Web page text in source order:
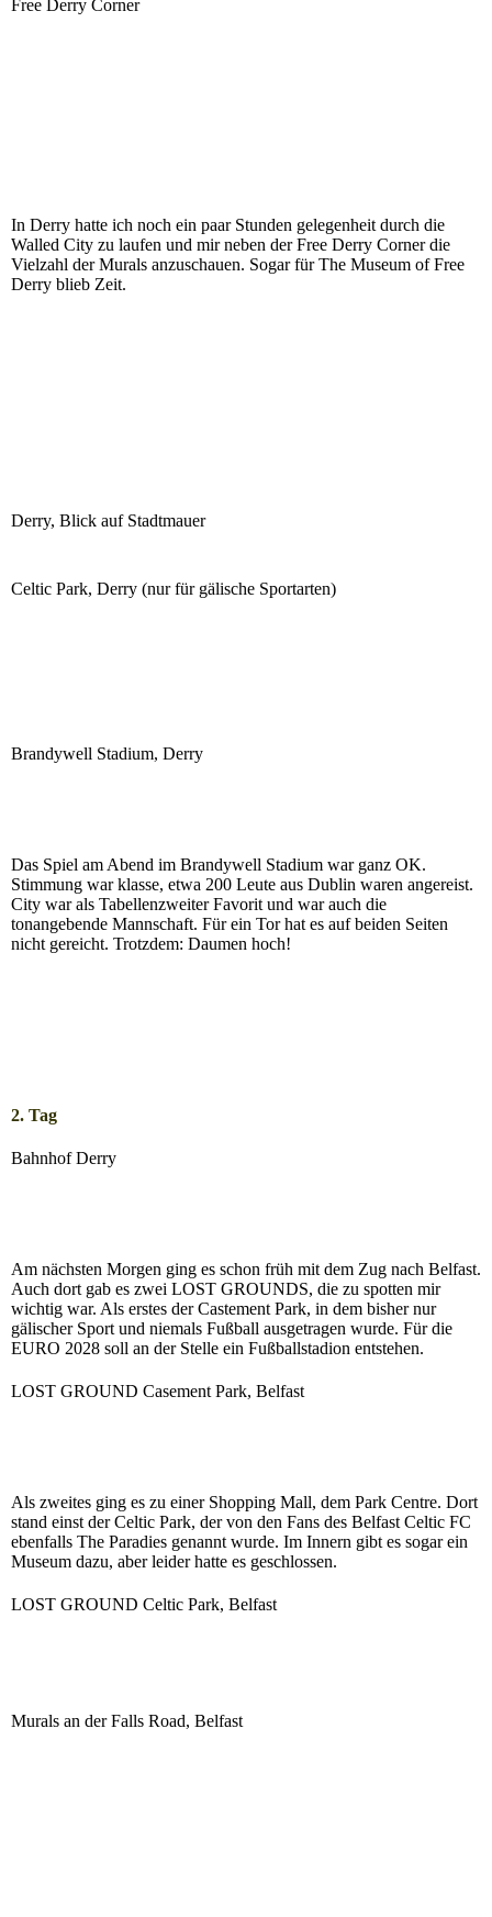
Free Derry Corner
In Derry hatte ich noch ein paar Stunden gelegenheit durch die
Walled City zu laufen und mir neben der Free Derry Corner die
Vielzahl der Murals anzuschauen. Sogar für The Museum of Free
Derry blieb Zeit.
Derry, Blick auf Stadtmauer
Celtic Park, Derry (nur für gälische Sportarten)
Brandywell Stadium, Derry
Das Spiel am Abend im Brandywell Stadium war ganz OK.
Stimmung war klasse, etwa 200 Leute aus Dublin waren angereist.
City war als Tabellenzweiter Favorit und war auch die
tonangebende Mannschaft. Für ein Tor hat es auf beiden Seiten
nicht gereicht. Trotzdem: Daumen hoch!
2. Tag
Bahnhof Derry
Am nächsten Morgen ging es schon früh mit dem Zug nach Belfast.
Auch dort gab es zwei LOST GROUNDS, die zu spotten mir
wichtig war. Als erstes der Castement Park, in dem bisher nur
gälischer Sport und niemals Fußball ausgetragen wurde. Für die
EURO 2028 soll an der Stelle ein Fußballstadion entstehen.
LOST GROUND Casement Park, Belfast
Als zweites ging es zu einer Shopping Mall, dem Park Centre. Dort
stand einst der Celtic Park, der von den Fans des Belfast Celtic FC
ebenfalls The Paradies genannt wurde. Im Innern gibt es sogar ein
Museum dazu, aber leider hatte es geschlossen.
LOST GROUND Celtic Park, Belfast
Murals an der Falls Road, Belfast